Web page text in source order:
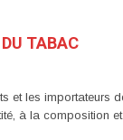
TABAC
et les importateurs
à la composition